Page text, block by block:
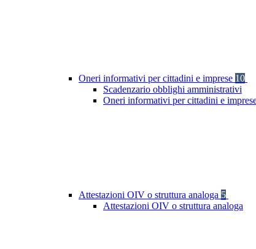
Oneri informativi per cittadini e imprese 10
Scadenzario obblighi amministrativi
Oneri informativi per cittadini e
Attestazioni OIV o struttura analoga 5
Attestazioni OIV o struttura analoga